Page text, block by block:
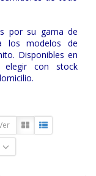
por su gama de
los modelos de
Disponibles en
con stock